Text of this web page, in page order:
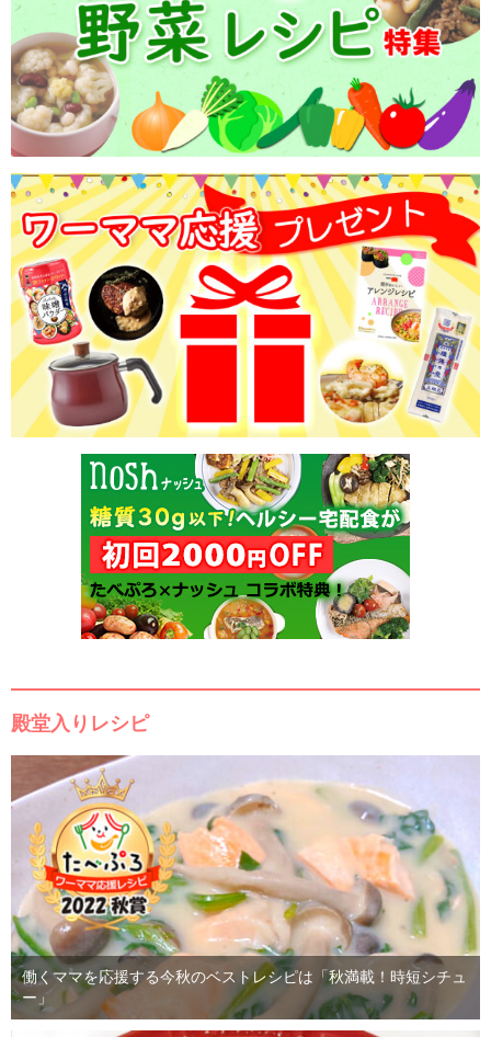
殿堂入りレシピ
働くママを応援する今秋のベストレシピは「秋満載！時短シチュ
ー」